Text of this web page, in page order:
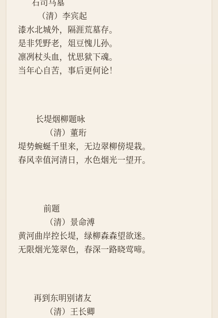
          （清）李宾起
漆水北城外，隔涯荒墓存。
是非凭野老，俎豆愧儿孙。
凛冽杖头血，忧思狱下魂。
当年心自苦，事后更何论！
         长堤烟柳题咏
              （清）董珩
堤势蜿蜒千里来，无边翠柳傍堤栽。
春风幸值河清日，水色烟光一望开。
             前题
              （清）景命溥
黄河曲岸控长堤，绿柳森森望欲迷。
无限烟光笼翠色，春深一路晓莺啼。
        再到东明别诸友
              （清）王长卿